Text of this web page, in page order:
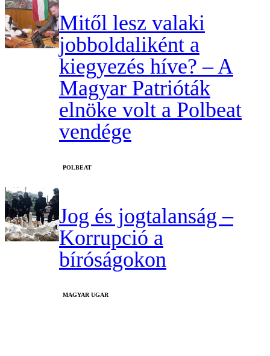
Mitől lesz valaki
jobboldaliként a
kiegyezés híve? – A
Magyar Patrióták
elnöke volt a Polbeat
vendége
‎POLBEAT
Jog és jogtalanság –
Korrupció a
bíróságokon
MAGYAR UGAR